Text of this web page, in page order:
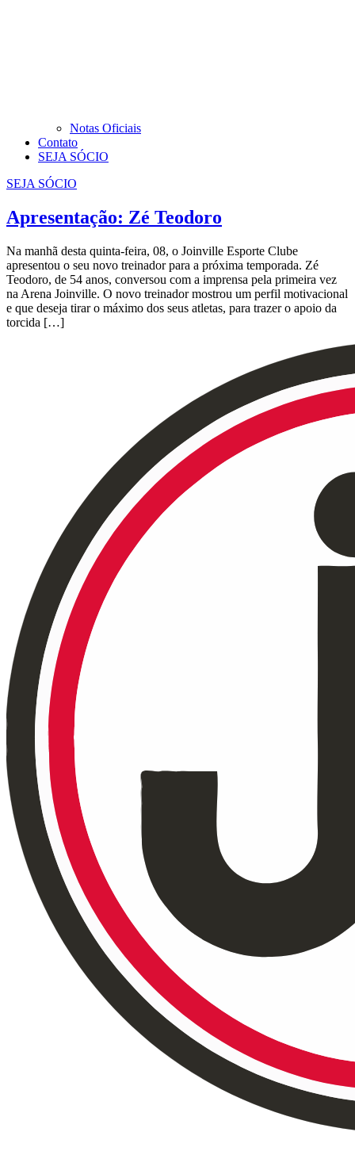
Notas Oficiais
Contato
SEJA SÓCIO
SEJA SÓCIO
Apresentação: Zé Teodoro
Na manhã desta quinta-feira, 08, o Joinville Esporte Clube
apresentou o seu novo treinador para a próxima temporada. Zé
Teodoro, de 54 anos, conversou com a imprensa pela primeira vez
na Arena Joinville. O novo treinador mostrou um perfil motivacional
e que deseja tirar o máximo dos seus atletas, para trazer o apoio da
torcida […]